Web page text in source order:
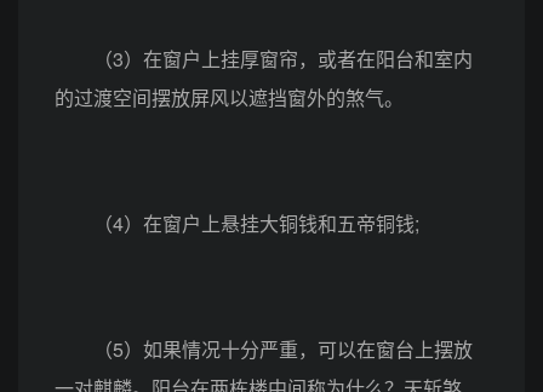
（3）在窗户上挂厚窗帘，或者在阳台和室内
的过渡空间摆放屏风以遮挡窗外的煞气。
（4）在窗户上悬挂大铜钱和五帝铜钱;
（5）如果情况十分严重，可以在窗台上摆放